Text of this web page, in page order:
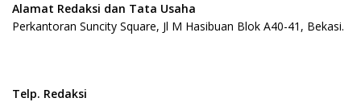
Alamat Redaksi dan Tata Usaha
Perkantoran Suncity Square, Jl M Hasibuan Blok A40-41, Bekasi.
Telp. Redaksi